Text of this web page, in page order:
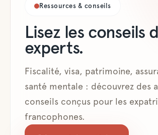
Ressources & conseils
Lisez les conseils
experts.
Fiscalité, visa, patrimoine,
santé mentale : découvrez des
conseils conçus pour les
francophones.